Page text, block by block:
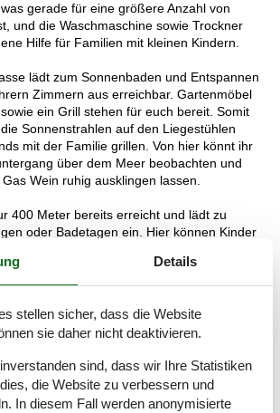
gerade für eine größere Anzahl von
und die Waschmaschine sowie Trockner
Hilfe für Familien mit kleinen Kindern.
lädt zum Sonnenbaden und Entspannen
Zimmern aus erreichbar. Gartenmöbel
ein Grill stehen für euch bereit. Somit
Sonnenstrahlen auf den Liegestühlen
mit der Familie grillen. Von hier könnt ihr
über dem Meer beobachten und
Wein ruhig ausklingen lassen.
400 Meter bereits erreicht und lädt zu
oder Badetagen ein. Hier können Kinder
genießt und den salzigen Geruch der
habt.
und Ringkøbing - alles ist in der Nähe
Auto erreicht. Solltet ihr andere Gebiete
Sandstrände, tolle Angelseen,
und Restaurants, Safaris oder geführte
einer stimmungsvolle Atmosphäre, die es
Details
stellen sicher, dass die Website
sie daher nicht deaktivieren.
sind, dass wir Ihre Statistiken
die Website zu verbessern und
In diesem Fall werden anonymisierte